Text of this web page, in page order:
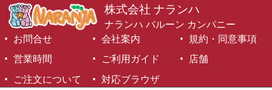
株式会社 ナランハ
ナランハ バルーン カンパニー
お問合せ
会社案内
規約・同意事項
営業時間
ご利用ガイド
店舗
ご注文について
対応ブラウザ